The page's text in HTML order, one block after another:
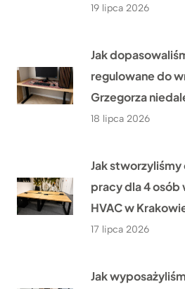
19 lipca 2026
Jak
regulowane do
Grzegorza
18 lipca 2026
Jak
pracy dla 4 osób
HVAC w
17 lipca 2026
Jak